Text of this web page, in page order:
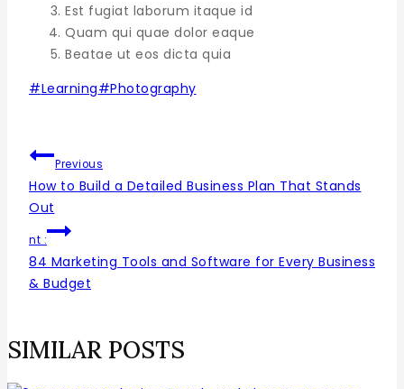
Est fugiat laborum itaque id
Quam qui quae dolor eaque
Beatae ut eos dicta quia
#Learning#Photography
Previous
How to Build a Detailed Business Plan That Stands
Out
nt :
84 Marketing Tools and Software for Every Business
& Budget
SIMILAR POSTS